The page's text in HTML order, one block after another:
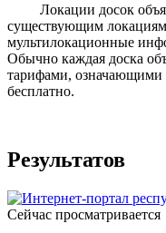
Локации досок
существующим
мультилокационные
Обычно каждая доска
тарифами, означающими
бесплатно.
Результатов
Сейчас просматривается